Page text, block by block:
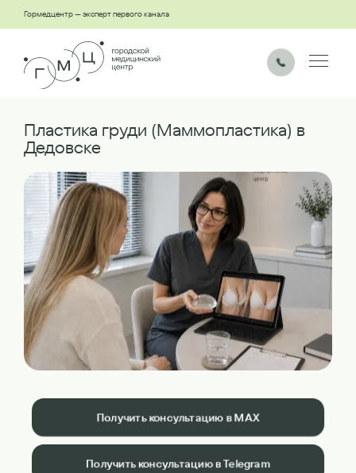
Гормедцентр — эксперт первого канала
Пластика груди (Маммопластика) в
Дедовске
Получить консультацию в MAX
Получить консультацию в Telegram